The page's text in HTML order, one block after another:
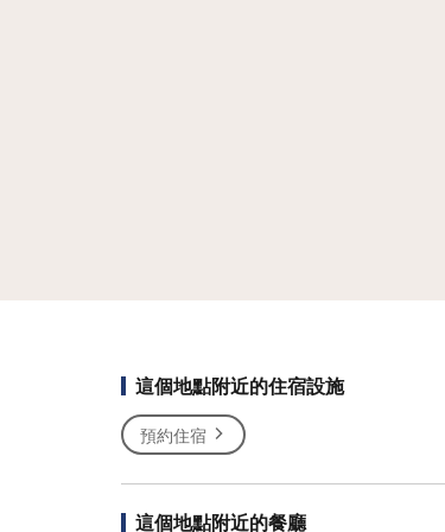
這個地點附近的住宿設施
預約住宿
這個地點附近的餐廳